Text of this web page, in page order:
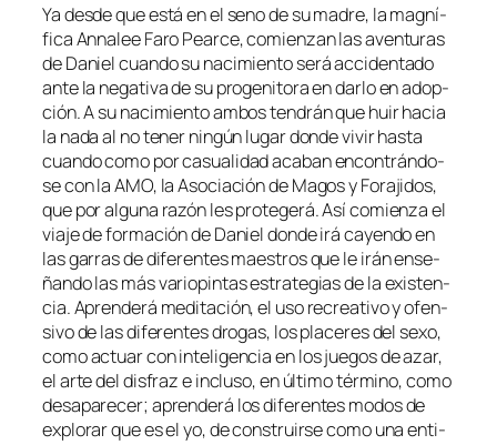
Ya des­de que es­tá en el seno de su ma­dre, la mag­ní­
fi­ca Annalee Faro Pearce, co­mien­zan las aven­tu­ras
de Daniel cuan­do su na­ci­mien­to se­rá ac­ci­den­ta­do
an­te la ne­ga­ti­va de su pro­ge­ni­to­ra en dar­lo en adop­
ción. A su na­ci­mien­to am­bos ten­drán que huir ha­cia
la na­da al no te­ner nin­gún lu­gar don­de vi­vir has­ta
cuan­do co­mo por ca­sua­li­dad aca­ban en­con­trán­do­
se con la AMO, la Asociación de Magos y Forajidos,
que por al­gu­na ra­zón les pro­te­ge­rá. Así co­mien­za el
via­je de for­ma­ción de Daniel don­de irá ca­yen­do en
las ga­rras de di­fe­ren­tes maes­tros que le irán en­se­
ñan­do las más va­rio­pin­tas es­tra­te­gias de la exis­ten­
cia. Aprenderá me­di­ta­ción, el uso re­crea­ti­vo y ofen­
si­vo de las di­fe­ren­tes dro­gas, los pla­ce­res del se­xo,
co­mo ac­tuar con in­te­li­gen­cia en los jue­gos de azar,
el ar­te del dis­fraz e in­clu­so, en úl­ti­mo tér­mino, co­mo
des­apa­re­cer; apren­de­rá los di­fe­ren­tes mo­dos de
ex­plo­rar que es el yo, de cons­truir­se co­mo una en­ti­